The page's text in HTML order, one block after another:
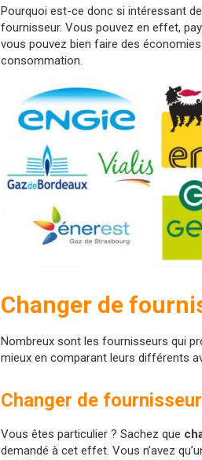
Pourquoi est-ce donc si intéressant de
fournisseur. Vous pouvez en effet,
vous pouvez bien faire des
consommation.
Changer de
Nombreux sont les fournisseurs qui
mieux en comparant leurs différents
Changer de
Vous êtes particulier ? Sachez que
demandé à cet effet. Vous n’avez